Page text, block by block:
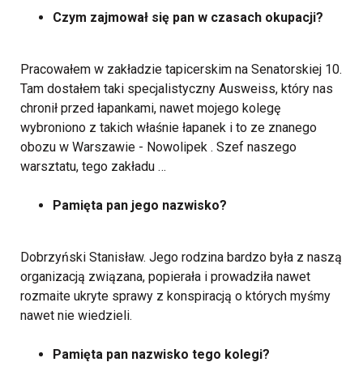
Czym zajmował się pan w czasach okupacji?
Pracowałem w zakładzie tapicerskim na Senatorskiej 10.
Tam dostałem taki specjalistyczny Ausweiss, który nas
chronił przed łapankami, nawet mojego kolegę
wybroniono z takich właśnie łapanek i to ze znanego
obozu w Warszawie - Nowolipek . Szef naszego
warsztatu, tego zakładu …
Pamięta pan jego nazwisko?
Dobrzyński Stanisław. Jego rodzina bardzo była z naszą
organizacją związana, popierała i prowadziła nawet
rozmaite ukryte sprawy z konspiracją o których myśmy
nawet nie wiedzieli.
Pamięta pan nazwisko tego kolegi?